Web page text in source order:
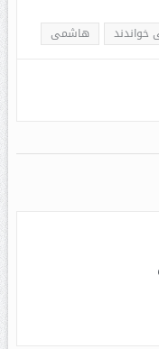
خواندند هاشمی